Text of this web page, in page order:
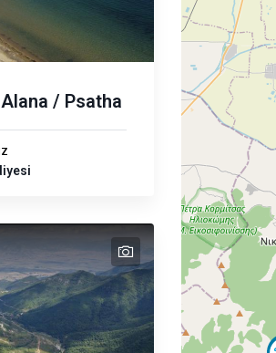
/ Psatha
text